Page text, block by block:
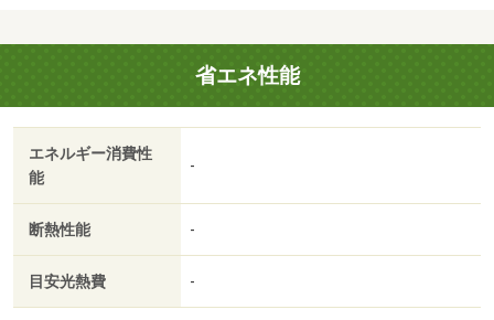
株式会社は為になる不動産情報をご提供して参ります。信
越本線見附を中心に住まい探しをお手伝い致します。・賃
貸保証等：利用可（ジェイリース 初回保証料：家賃総額
５０％（最低保証料２０，０００円） 月々８００円）・
鍵交換代：あり１８，７００円～・管理形態／管理員の勤
務形態：不在・他交通手段：ＪＲ信越本線押切駅バス９分
十字路停歩４分・原信まで徒歩７分と近くて、買い物を気
軽に済ませたい主婦の方に嬉しい立地です。女性に嬉しい
脱衣所は、身支度する場としても好評。バルコニー付きの
省エネ性能
エネルギー消費性
能
-
断熱性能 -
目安光熱費 -